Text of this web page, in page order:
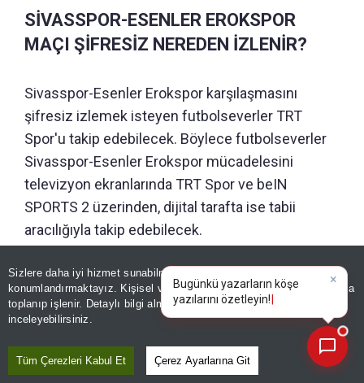
Sizlere daha iyi hizmet sunabilmek adına sitemizde
konumlandırmaktayız. Kişisel verileriniz, KVKK ve GDPR kapsamında
toplanıp işlenir. Detaylı bilgi almak içinAydınlatma Metnimizi
inceleyebilirsiniz.
Tüm Çerezleri Kabul Et Çerez Ayarlarına Git
SİVASSPOR-ESENLER EROKSPOR
MAÇI ŞİFRESİZ NEREDEN İZLENİR?
Sivasspor-Esenler Erokspor karşılaşmasını
şifresiz izlemek isteyen futbolseverler TRT
Spor'u takip edebilecek. Böylece futbolseverler
Sivasspor-Esenler Erokspor mücadelesini
televizyon ekranlarında TRT Spor ve beIN
SPORTS 2 üzerinden, dijital tarafta ise tabii
aracılığıyla takip edebilecek.
GÜNÜN ÖZETİ
B